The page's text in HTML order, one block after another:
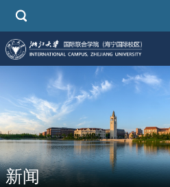
要
新闻